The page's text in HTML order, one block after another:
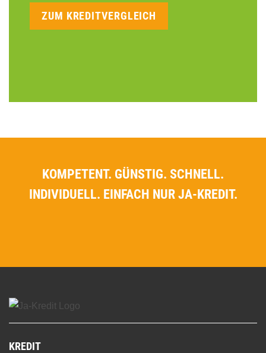
ZUM KREDITVERGLEICH
KOMPETENT. GÜNSTIG. SCHNELL.
INDIVIDUELL. EINFACH NUR JA-KREDIT.
KREDIT